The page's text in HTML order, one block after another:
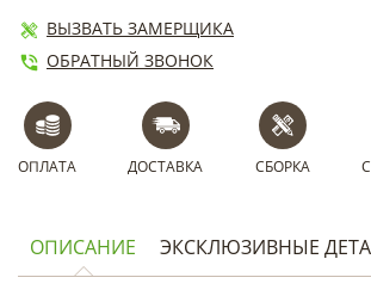
ВЫЗВАТЬ ЗАМЕРЩИКА
ОБРАТНЫЙ ЗВОНОК
ОПЛАТА ДОСТАВКА СБОРКА
ОПИСАНИЕ ЭКСКЛЮЗИВНЫЕ